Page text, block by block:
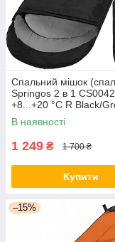
Спальний мішок
Springos 2 в 1 CS0042
+8...+20 °C R Black/
якість
В наявності
1 249 ₴ 1 700 ₴
Купити
–15%